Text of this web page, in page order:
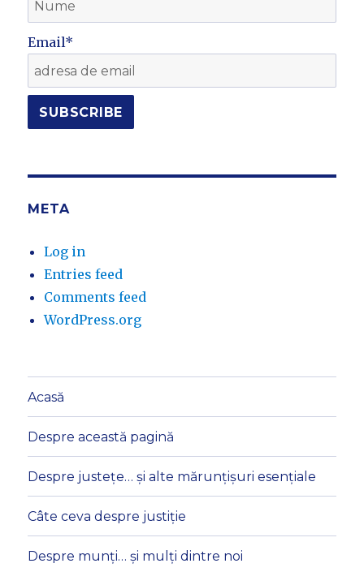
Email*
META
Log in
Entries feed
Comments feed
WordPress.org
Acasă
Despre această pagină
Despre justețe… și alte mărunțișuri esențiale
Câte ceva despre justiție
Despre munți… și mulți dintre noi